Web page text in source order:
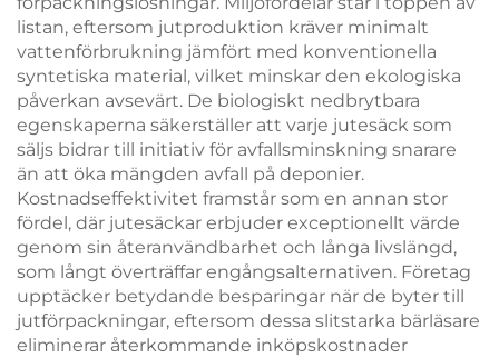
listan, eftersom jutproduktion kräver minimalt
vattenförbrukning jämfört med konventionella
syntetiska material, vilket minskar den ekologiska
påverkan avsevärt. De biologiskt nedbrytbara
egenskaperna säkerställer att varje jutesäck som
säljs bidrar till initiativ för avfallsminskning snarare
än att öka mängden avfall på deponier.
Kostnadseffektivitet framstår som en annan stor
fördel, där jutesäckar erbjuder exceptionellt värde
genom sin återanvändbarhet och långa livslängd,
som långt överträffar engångsalternativen. Företag
upptäcker betydande besparingar när de byter till
jutförpackningar, eftersom dessa slitstarka bärläsare
eliminerar återkommande inköpskostnader